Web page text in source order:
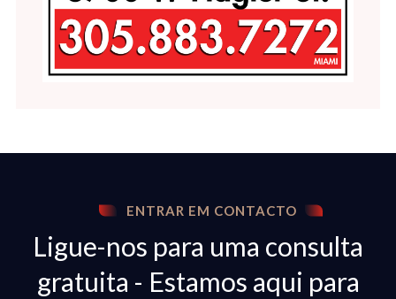
ENTRAR EM CONTACTO
Ligue-nos para uma consulta
gratuita - Estamos aqui para